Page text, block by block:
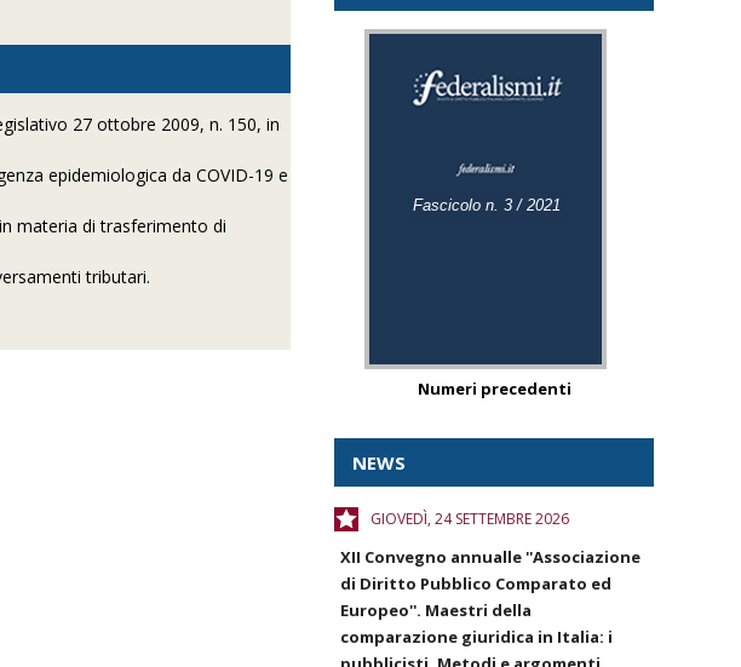
27 ottobre 2009, n. 150, in
epidemiologica da COVID-19 e
materia di trasferimento di
tributari.
Fascicolo n. 3 / 2021
Numeri precedenti
NEWS
GIOVEDÌ, 24 SETTEMBRE 2026
XII Convegno annualle ''Associazione
di Diritto Pubblico Comparato ed
Europeo''. Maestri della
comparazione giuridica in Italia: i